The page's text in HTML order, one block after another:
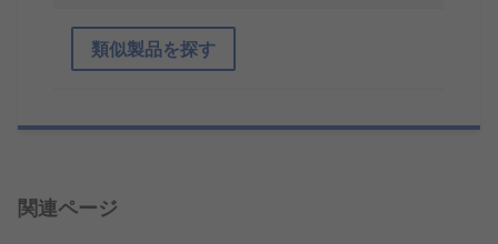
類似製品を探す
関連ページ